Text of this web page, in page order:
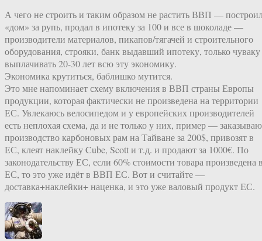
А чего не строить и таким образом не растить ВВП —
«дом» за рупь, продал в ипотеку за 100 и все в шоколаде —
производители материалов, пикапов/тягачей и строительного
оборудования, строяки, банк выдавший ипотеку, только чуваку
выплачивать 20-30 лет всю эту экономику.
Экономика крутиться, баблишко мутится.
Это мне напоминает схему включения в ВВП страны Европы
продукции, которая фактически не произведена на территории
ЕС. Увлекаюсь велосипедом и у европейских производителей
есть неплохая схема, да и не только у них, пример —
производство карбоновых рам на Тайване за 200$, привозят в
ЕС, клеят наклейку Cube, Scott и т.д. и продают за 1000€. По
законодательству ЕС, если 60% стоимости товара произведена
ЕС, то это уже идёт в ВВП ЕС. Вот и считайте —
доставка+наклейки+ наценка, и это уже валовый продукт ЕС.